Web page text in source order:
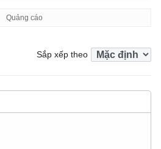
Sắp xếp theo